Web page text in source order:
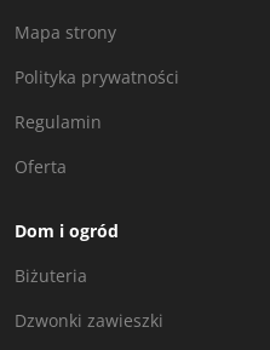
Mapa strony
Polityka prywatności
Regulamin
Oferta
Dom i ogród
Biżuteria
Dzwonki zawieszki